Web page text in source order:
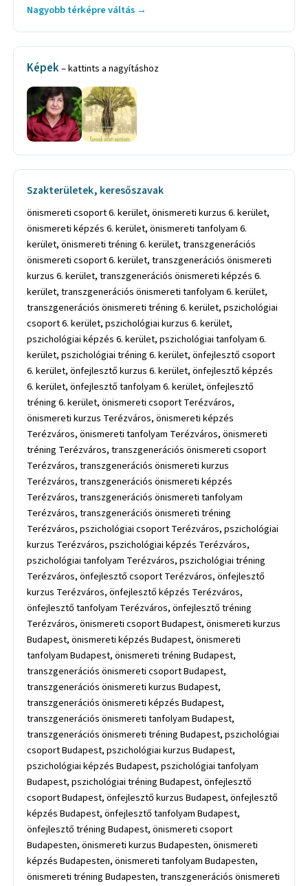
Nagyobb térképre váltás →
Képek– kattints a nagyításhoz
Szakterületek, keresőszavak
önismereti csoport 6. kerület, önismereti kurzus 6. kerület,
önismereti képzés 6. kerület, önismereti tanfolyam 6.
kerület, önismereti tréning 6. kerület, transzgenerációs
önismereti csoport 6. kerület, transzgenerációs önismereti
kurzus 6. kerület, transzgenerációs önismereti képzés 6.
kerület, transzgenerációs önismereti tanfolyam 6. kerület,
transzgenerációs önismereti tréning 6. kerület, pszichológiai
csoport 6. kerület, pszichológiai kurzus 6. kerület,
pszichológiai képzés 6. kerület, pszichológiai tanfolyam 6.
kerület, pszichológiai tréning 6. kerület, önfejlesztő csoport
6. kerület, önfejlesztő kurzus 6. kerület, önfejlesztő képzés
6. kerület, önfejlesztő tanfolyam 6. kerület, önfejlesztő
tréning 6. kerület, önismereti csoport Terézváros,
önismereti kurzus Terézváros, önismereti képzés
Terézváros, önismereti tanfolyam Terézváros, önismereti
tréning Terézváros, transzgenerációs önismereti csoport
Terézváros, transzgenerációs önismereti kurzus
Terézváros, transzgenerációs önismereti képzés
Terézváros, transzgenerációs önismereti tanfolyam
Terézváros, transzgenerációs önismereti tréning
Terézváros, pszichológiai csoport Terézváros, pszichológiai
kurzus Terézváros, pszichológiai képzés Terézváros,
pszichológiai tanfolyam Terézváros, pszichológiai tréning
Terézváros, önfejlesztő csoport Terézváros, önfejlesztő
kurzus Terézváros, önfejlesztő képzés Terézváros,
önfejlesztő tanfolyam Terézváros, önfejlesztő tréning
Terézváros, önismereti csoport Budapest, önismereti kurzus
Budapest, önismereti képzés Budapest, önismereti
tanfolyam Budapest, önismereti tréning Budapest,
transzgenerációs önismereti csoport Budapest,
transzgenerációs önismereti kurzus Budapest,
transzgenerációs önismereti képzés Budapest,
transzgenerációs önismereti tanfolyam Budapest,
transzgenerációs önismereti tréning Budapest, pszichológiai
csoport Budapest, pszichológiai kurzus Budapest,
pszichológiai képzés Budapest, pszichológiai tanfolyam
Budapest, pszichológiai tréning Budapest, önfejlesztő
csoport Budapest, önfejlesztő kurzus Budapest, önfejlesztő
képzés Budapest, önfejlesztő tanfolyam Budapest,
önfejlesztő tréning Budapest, önismereti csoport
Budapesten, önismereti kurzus Budapesten, önismereti
képzés Budapesten, önismereti tanfolyam Budapesten,
önismereti tréning Budapesten, transzgenerációs önismereti